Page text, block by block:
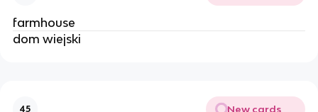
farmhouse
dom wiejski
45 New cards